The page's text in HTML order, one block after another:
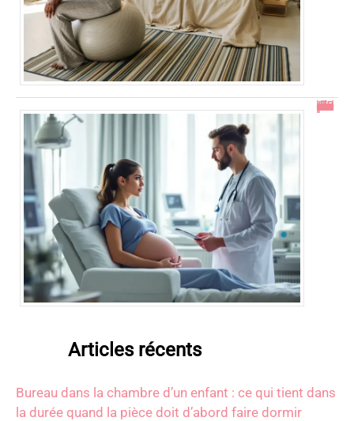
En combien de temps se résorbe un décollement placentaire ?
Articles récents
Bureau dans la chambre d’un enfant : ce qui tient dans
la durée quand la pièce doit d’abord faire dormir